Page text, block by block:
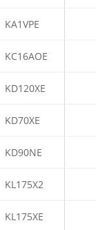
KA1VPE
KC16AOE
KD120XE
KD70XE
KD90NE
KL175X2
KL175XE